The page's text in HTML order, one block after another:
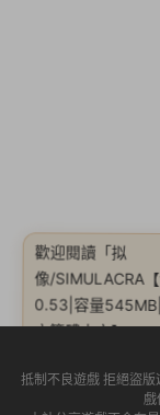
抵制不良遊戲 拒絕盜
歡迎閱讀 「拟
像/SIMULACRA【v1.
0.53|容量545MB|官
方簡體中文】」